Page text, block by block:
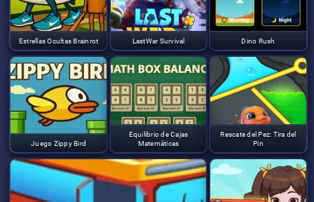
Estrellas Ocultas Brainrot LastWar Survival Dino Rush
Juego Zippy Bird
Equilibrio de Cajas
Matemáticas
Rescate del Pez: Tira del
Pin